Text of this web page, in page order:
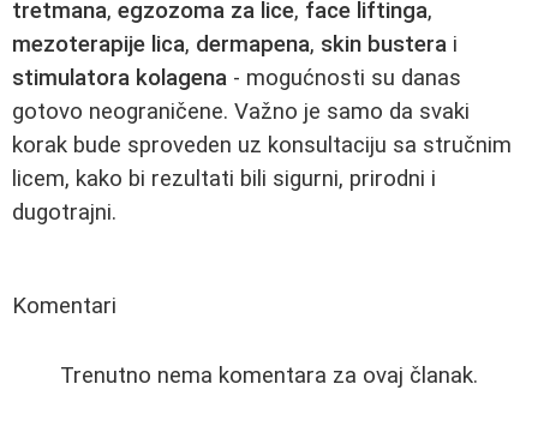
tretmana, egzozoma za lice, face liftinga,
mezoterapije lica, dermapena, skin bustera i
stimulatora kolagena - mogućnosti su danas
gotovo neograničene. Važno je samo da svaki
korak bude sproveden uz konsultaciju sa stručnim
licem, kako bi rezultati bili sigurni, prirodni i
dugotrajni.
Komentari
Trenutno nema komentara za ovaj članak.